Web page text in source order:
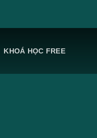
KHOÁ HỌC FREE